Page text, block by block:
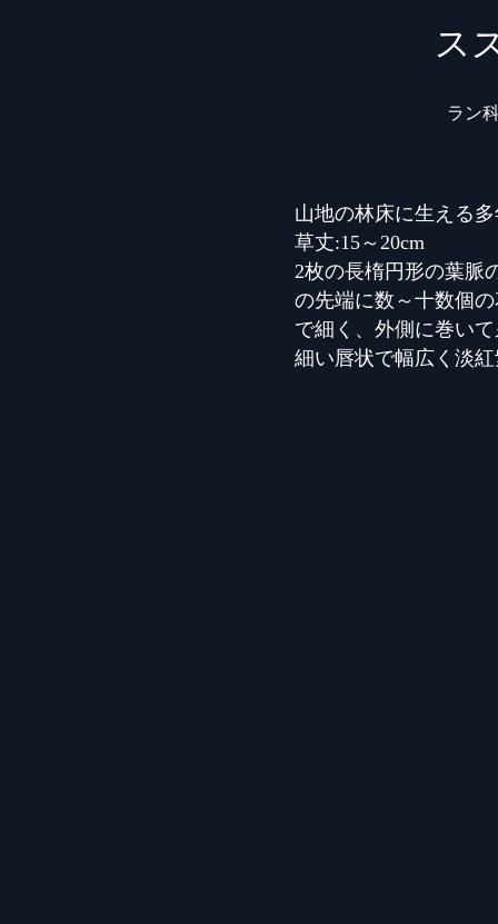
ス
ラン
山地の林床に生える
草丈:15～20cm
2枚の長楕円形の葉脈
の先端に数～十数個
で細く、外側に巻い
細い唇状で幅広く淡